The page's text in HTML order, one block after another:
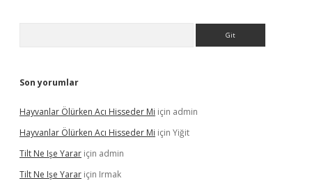
Son yorumlar
Hayvanlar Ölürken Acı Hisseder Mi için admin
Hayvanlar Ölürken Acı Hisseder Mi için Yiğit
Tilt Ne Işe Yarar için admin
Tilt Ne Işe Yarar için Irmak